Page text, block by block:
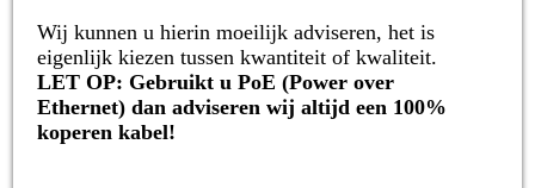
Wij kunnen u hierin moeilijk adviseren, het is
eigenlijk kiezen tussen kwantiteit of kwaliteit.
LET OP: Gebruikt u PoE (Power over
Ethernet) dan adviseren wij altijd een 100%
koperen kabel!